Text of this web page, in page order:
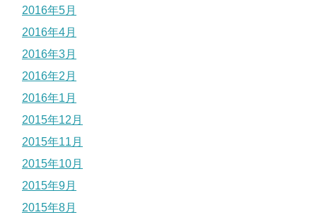
2016年5月
2016年4月
2016年3月
2016年2月
2016年1月
2015年12月
2015年11月
2015年10月
2015年9月
2015年8月